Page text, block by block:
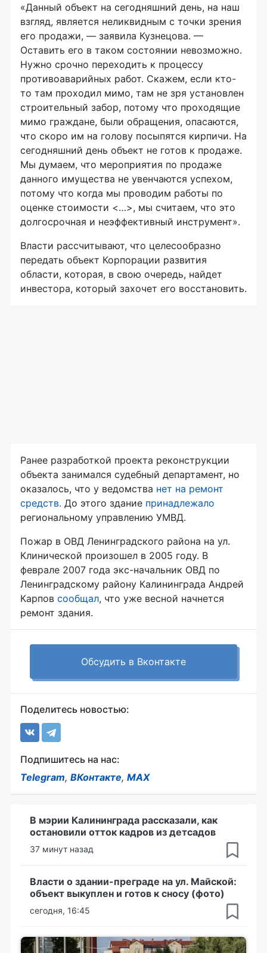
«Данный объект на сегодняшний день, на наш
взгляд, является неликвидным с точки зрения
его продажи, — заявила Кузнецова. —
Оставить его в таком состоянии невозможно.
Нужно срочно переходить к процессу
противоаварийных работ. Скажем, если кто-
то там проходил мимо, там не зря установлен
строительный забор, потому что проходящие
мимо граждане, были обращения, опасаются,
что скоро им на голову посыпятся кирпичи. На
сегодняшний день объект не готов к продаже.
Мы думаем, что мероприятия по продаже
данного имущества не увенчаются успехом,
потому что когда мы проводим работы по
оценке стоимости <…>, мы считаем, что это
долгосрочная и неэффективный инструмент».
Власти рассчитывают, что целесообразно
передать объект Корпорации развития
области, которая, в свою очередь, найдет
инвестора, который захочет его восстановить.
Ранее разработкой проекта реконструкции
объекта занимался судебный департамент, но
оказалось, что у ведомства нет на ремонт
средств. До этого здание принадлежало
региональному управлению УМВД.
Пожар в ОВД Ленинградского района на ул.
Клинической произошел в 2005 году. В
феврале 2007 года экс-начальник ОВД по
Ленинградскому району Калининграда Андрей
Карпов сообщал, что уже весной начнется
ремонт здания.
Обсудить в Вконтакте
Поделитесь новостью:
Подпишитесь на нас:
Telegram, ВКонтакте, MAX
В мэрии Калининграда рассказали, как
остановили отток кадров из детсадов
37 минут назад
Власти о здании-преграде на ул. Майской:
объект выкуплен и готов к сносу (фото)
сегодня, 16:45